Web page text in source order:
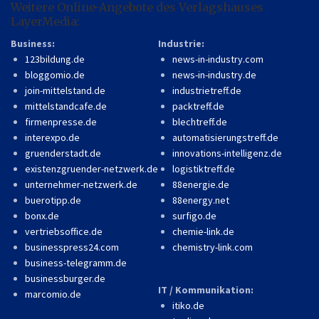
Weitere Online-Angebote des Verlagshauses
LayerMedia:
Business:
123bildung.de
bloggomio.de
join-mittelstand.de
mittelstandcafe.de
firmenpresse.de
interexpo.de
gruenderstadt.de
existenzgruender-netzwerk.de
unternehmer-netzwerk.de
buerotipp.de
bonx.de
vertriebsoffice.de
businesspress24.com
business-telegramm.de
businessburger.de
marcomio.de
Industrie:
news-in-industry.com
news-in-industry.de
industrietreff.de
packtreff.de
blechtreff.de
automatisierungstreff.de
innovations-intelligenz.de
logistiktreff.de
88energie.de
88energy.net
surfigo.de
chemie-link.de
chemistry-link.com
IT / Kommunikation:
itiko.de